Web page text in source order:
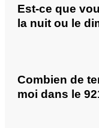
Est-ce que
la nuit ou le
Combien de
moi dans le